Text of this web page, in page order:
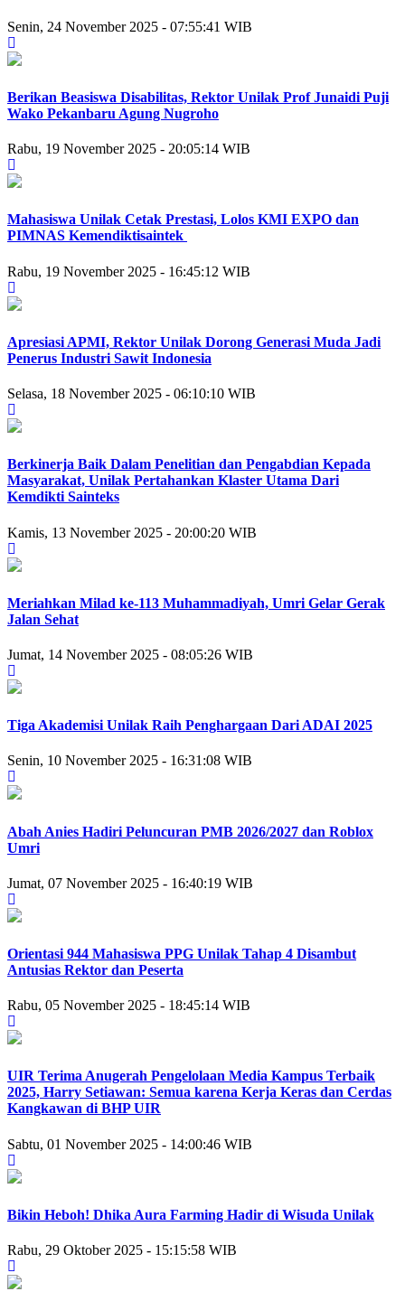
Senin, 24 November 2025 - 07:55:41 WIB
Berikan Beasiswa Disabilitas, ‎Rektor Unilak Prof Junaidi Puji
Wako Pekanbaru Agung Nugroho
Rabu, 19 November 2025 - 20:05:14 WIB
Mahasiswa Unilak Cetak Prestasi, Lolos KMI EXPO dan
PIMNAS Kemendiktisaintek
Rabu, 19 November 2025 - 16:45:12 WIB
Apresiasi APMI, Rektor Unilak Dorong Generasi Muda Jadi
Penerus Industri Sawit Indonesia
Selasa, 18 November 2025 - 06:10:10 WIB
Berkinerja Baik Dalam Penelitian dan Pengabdian Kepada
Masyarakat, Unilak Pertahankan Klaster Utama Dari
Kemdikti Sainteks
Kamis, 13 November 2025 - 20:00:20 WIB
Meriahkan Milad ke-113 Muhammadiyah, Umri Gelar Gerak
Jalan Sehat
Jumat, 14 November 2025 - 08:05:26 WIB
‎Tiga Akademisi Unilak Raih Penghargaan Dari ADAI 2025
Senin, 10 November 2025 - 16:31:08 WIB
Abah Anies Hadiri Peluncuran PMB 2026/2027 dan Roblox
Umri
Jumat, 07 November 2025 - 16:40:19 WIB
Orientasi 944 Mahasiswa PPG Unilak Tahap 4 Disambut
Antusias Rektor dan Peserta
Rabu, 05 November 2025 - 18:45:14 WIB
UIR Terima Anugerah Pengelolaan Media Kampus Terbaik
2025, Harry Setiawan: Semua karena Kerja Keras dan Cerdas
Kangkawan di BHP UIR
Sabtu, 01 November 2025 - 14:00:46 WIB
Bikin Heboh! Dhika Aura Farming Hadir di Wisuda Unilak
Rabu, 29 Oktober 2025 - 15:15:58 WIB